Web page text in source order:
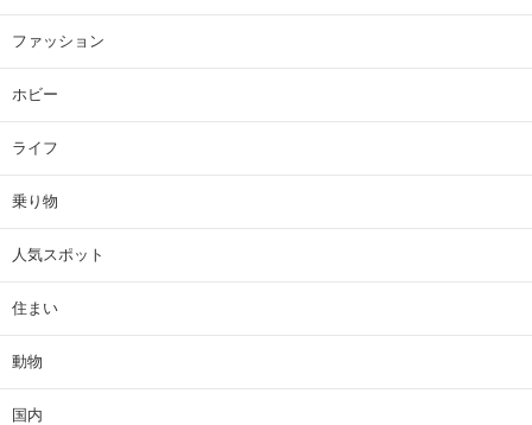
ファッション
ホビー
ライフ
乗り物
人気スポット
住まい
動物
国内